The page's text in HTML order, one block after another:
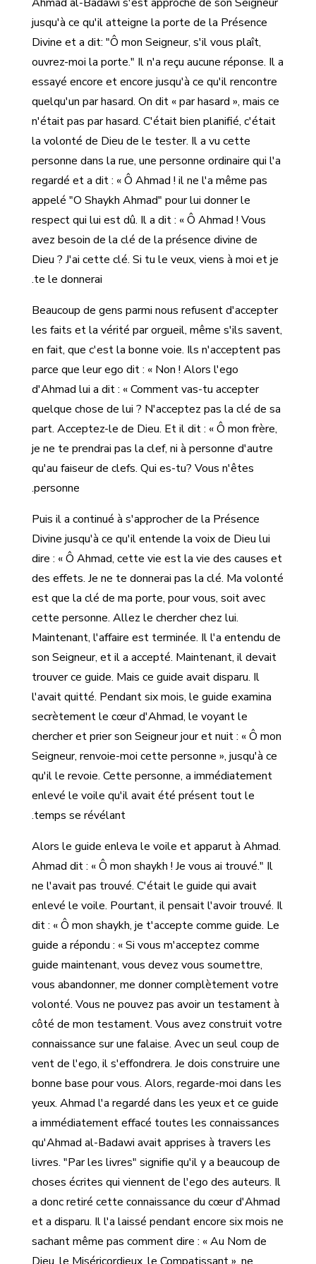
jusqu'à ce qu'il atteigne la porte de la Présence
Divine et a dit: "Ô mon Seigneur, s'il vous plaît,
ouvrez-moi la porte." Il n'a reçu aucune réponse. Il a
essayé encore et encore jusqu'à ce qu'il rencontre
quelqu'un par hasard. On dit « par hasard », mais ce
n'était pas par hasard. C'était bien planifié, c'était
la volonté de Dieu de le tester. Il a vu cette
personne dans la rue, une personne ordinaire qui l'a
regardé et a dit : « Ô Ahmad ! il ne l'a même pas
appelé "O Shaykh Ahmad" pour lui donner le
respect qui lui est dû. Il a dit : « Ô Ahmad ! Vous
avez besoin de la clé de la présence divine de
Dieu ? J'ai cette clé. Si tu le veux, viens à moi et je
te le donnerai.
Beaucoup de gens parmi nous refusent d'accepter
les faits et la vérité par orgueil, même s'ils savent,
en fait, que c'est la bonne voie. Ils n'acceptent pas
parce que leur ego dit : « Non ! Alors l'ego
d'Ahmad lui a dit : « Comment vas-tu accepter
quelque chose de lui ? N'acceptez pas la clé de sa
part. Acceptez-le de Dieu. Et il dit : « Ô mon frère,
je ne te prendrai pas la clef, ni à personne d'autre
qu'au faiseur de clefs. Qui es-tu? Vous n'êtes
personne.
Puis il a continué à s'approcher de la Présence
Divine jusqu'à ce qu'il entende la voix de Dieu lui
dire : « Ô Ahmad, cette vie est la vie des causes et
des effets. Je ne te donnerai pas la clé. Ma volonté
est que la clé de ma porte, pour vous, soit avec
cette personne. Allez le chercher chez lui.
Maintenant, l'affaire est terminée. Il l'a entendu de
son Seigneur, et il a accepté. Maintenant, il devait
trouver ce guide. Mais ce guide avait disparu. Il
l'avait quitté. Pendant six mois, le guide examina
secrètement le cœur d'Ahmad, le voyant le
chercher et prier son Seigneur jour et nuit : « Ô mon
Seigneur, renvoie-moi cette personne », jusqu'à ce
qu'il le revoie. Cette personne, a immédiatement
enlevé le voile qu'il avait été présent tout le
temps se révélant.
Alors le guide enleva le voile et apparut à Ahmad.
Ahmad dit : « Ô mon shaykh ! Je vous ai trouvé." Il
ne l'avait pas trouvé. C'était le guide qui avait
enlevé le voile. Pourtant, il pensait l'avoir trouvé. Il
dit : « Ô mon shaykh, je t'accepte comme guide. Le
guide a répondu : « Si vous m'acceptez comme
guide maintenant, vous devez vous soumettre,
vous abandonner, me donner complètement votre
volonté. Vous ne pouvez pas avoir un testament à
côté de mon testament. Vous avez construit votre
connaissance sur une falaise. Avec un seul coup de
vent de l'ego, il s'effondrera. Je dois construire une
bonne base pour vous. Alors, regarde-moi dans les
yeux. Ahmad l'a regardé dans les yeux et ce guide
a immédiatement effacé toutes les connaissances
qu'Ahmad al-Badawi avait apprises à travers les
livres. "Par les livres" signifie qu'il y a beaucoup de
choses écrites qui viennent de l'ego des auteurs. Il
a donc retiré cette connaissance du cœur d'Ahmad
et a disparu. Il l'a laissé pendant encore six mois ne
sachant même pas comment dire : « Au Nom de